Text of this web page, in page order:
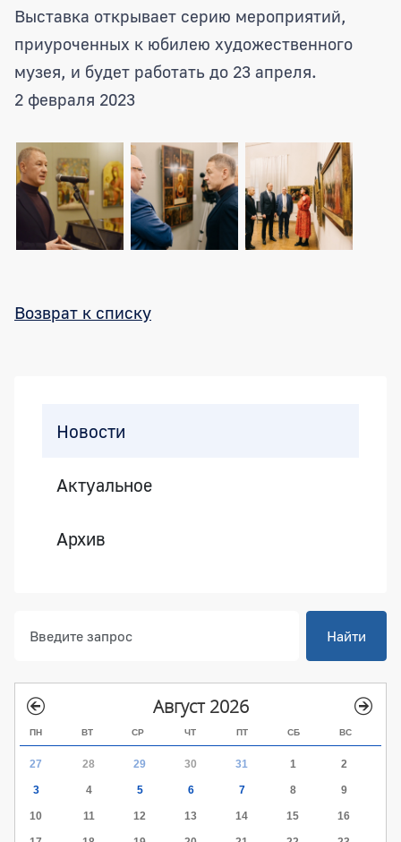
Выставка открывает серию мероприятий,
приуроченных к юбилею художественного
музея, и будет работать до 23 апреля.
2 февраля 2023
Возврат к списку
Новости
Актуальное
Архив
Найти
Август 2026
ПН ВТ СР ЧТ ПТ СБ ВС
27 28 29 30 31 1 2
3 4 5 6 7 8 9
10 11 12 13 14 15 16